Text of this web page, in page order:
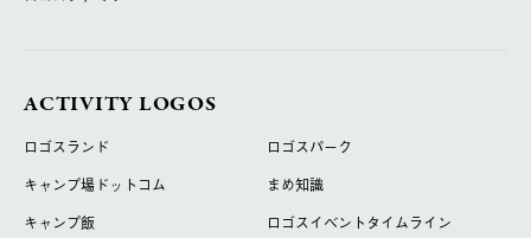
ACTIVITY LOGOS
ロゴスランド
ロゴスパーク
キャンプ場ドットコム
まめ知識
キャンプ飯
ロゴスイベントタイムライン